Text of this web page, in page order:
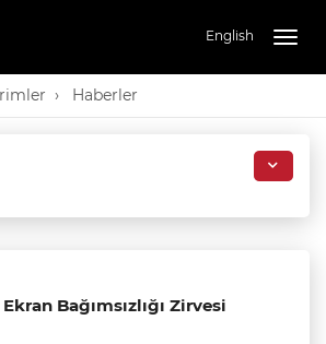
English
Haberler
Bağımsızlığı Zirvesi